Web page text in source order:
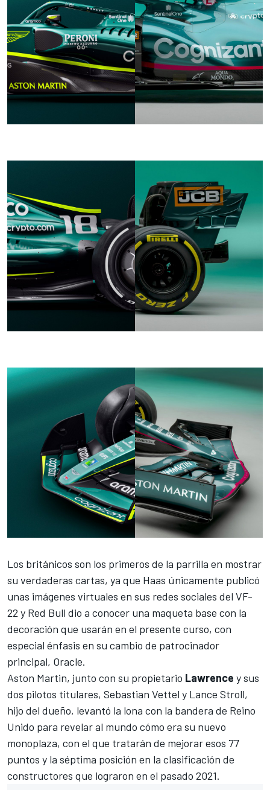
Los británicos son los primeros de la parrilla en mostrar
su verdaderas cartas, ya que Haas únicamente publicó
unas imágenes virtuales en sus redes sociales del VF-
22y Red Bull dio a conocer una maqueta base con la
decoración que usarán en el presente curso, con
especial énfasis en su cambio de patrocinador
principal, Oracle.
Aston Martin, junto con su propietario Lawrence y sus
dos pilotos titulares, Sebastian Vettel y Lance Stroll,
hijo del dueño, levantó la lona con la bandera de Reino
Unido para revelar al mundo cómo era su nuevo
monoplaza, con el que tratarán de mejorar esos 77
puntos y la séptima posición en la clasificación de
constructores que lograron en el pasado 2021.